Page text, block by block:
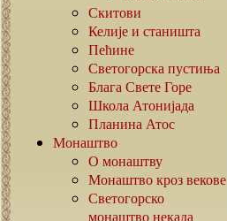
Скитови
Келије и станишта
Пећине
Светогорска пустиња
Блага Свете Горе
Школа Атонијада
Планина Атос
Монаштво
О монаштву
Монаштво кроз векове
Светогорско
монаштво некада